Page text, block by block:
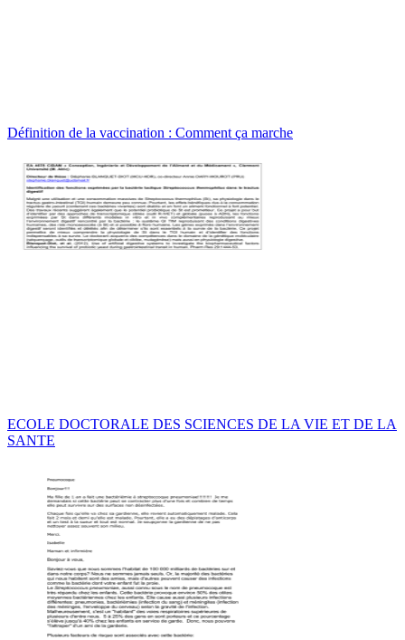
Définition de la vaccination : Comment ça marche
ECOLE DOCTORALE DES SCIENCES DE LA VIE ET DE LA
SANTE